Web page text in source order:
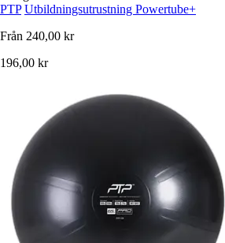
PTP Utbildningsutrustning Powertube+
Från 240,00 kr
196,00 kr